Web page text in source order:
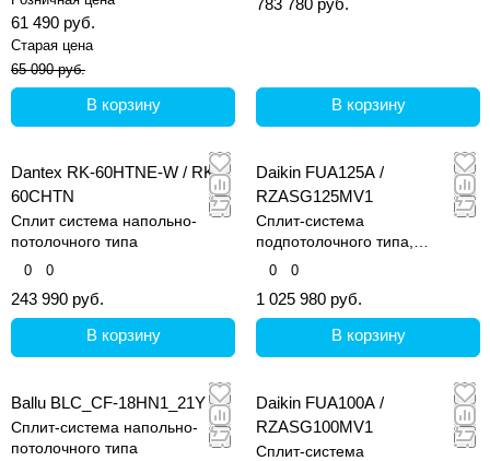
61 490 руб.
Старая цена
65 090 руб.
В корзину В корзину
Dantex RK-60HTNE-W / RK-
60CHTN
Сплит система напольно-
потолочного типа
0 0
243 990 руб.
В корзину
Daikin FUA125A /
RZASG125MV1
Сплит-система
подпотолочного типа,
четырехпотолочная
0 0
1 025 980 руб.
В корзину
Ballu BLC_CF-18HN1_21Y
Сплит-система напольно-
потолочного типа
Daikin FUA100A /
RZASG100MV1
Сплит-система